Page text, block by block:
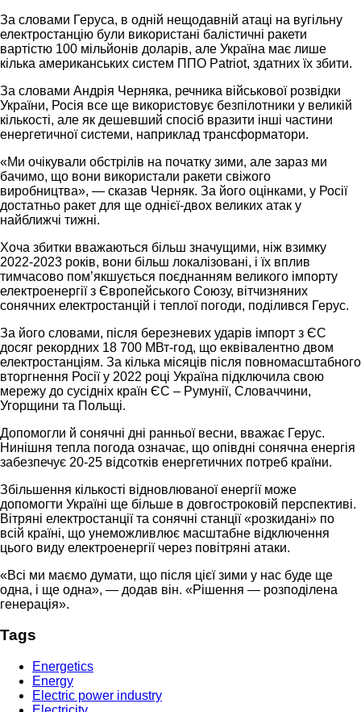
За словами Геруса, в одній нещодавній атаці на вугільну
електростанцію були використані балістичні ракети
вартістю 100 мільйонів доларів, але Україна має лише
кілька американських систем ППО Patriot, здатних їх збити.
За словами Андрія Черняка, речника військової розвідки
України, Росія все ще використовує безпілотники у великій
кількості, але як дешевший спосіб вразити інші частини
енергетичної системи, наприклад трансформатори.
«Ми очікували обстрілів на початку зими, але зараз ми
бачимо, що вони використали ракети свіжого
виробництва», — сказав Черняк. За його оцінками, у Росії
достатньо ракет для ще однієї-двох великих атак у
найближчі тижні.
Хоча збитки вважаються більш значущими, ніж взимку
2022-2023 років, вони більш локалізовані, і їх вплив
тимчасово пом’якшується поєднанням великого імпорту
електроенергії з Європейського Союзу, вітчизняних
сонячних електростанцій і теплої погоди, поділився Герус.
За його словами, після березневих ударів імпорт з ЄС
досяг рекордних 18 700 МВт-год, що еквівалентно двом
електростанціям. За кілька місяців після повномасштабного
вторгнення Росії у 2022 році Україна підключила свою
мережу до сусідніх країн ЄС – Румунії, Словаччини,
Угорщини та Польщі.
Допомогли й сонячні дні ранньої весни, вважає Герус.
Нинішня тепла погода означає, що опівдні сонячна енергія
забезпечує 20-25 відсотків енергетичних потреб країни.
Збільшення кількості відновлюваної енергії може
допомогти Україні ще більше в довгостроковій перспективі.
Вітряні електростанції та сонячні станції «розкидані» по
всій країні, що унеможливлює масштабне відключення
цього виду електроенергії через повітряні атаки.
«Всі ми маємо думати, що після цієї зими у нас буде ще
одна, і ще одна», — додав він. «Рішення — розподілена
генерація».
Tags
Energetics
Energy
Electric power industry